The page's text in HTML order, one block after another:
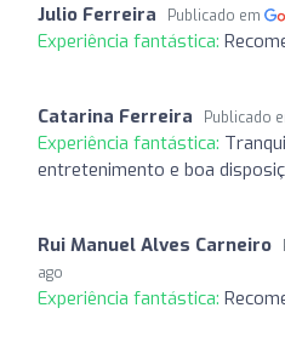
Julio Ferreira Publicado em
Experiência fantástica:
Catarina Ferreira Publicado
Experiência fantástica:
entretenimento e boa
Rui Manuel Alves Carneiro
ago
Experiência fantástica: